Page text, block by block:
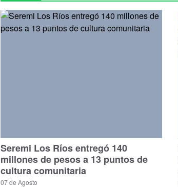
Seremi Los Ríos entregó 140
millones de pesos a 13 puntos de
cultura comunitaria
07 de Agosto